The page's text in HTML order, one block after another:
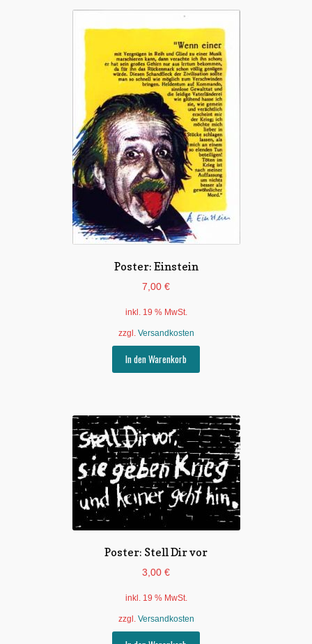
Poster: Einstein
7,00 €
inkl. 19 % MwSt.
zzgl. Versandkosten
In den Warenkorb
Poster: Stell Dir vor
3,00 €
inkl. 19 % MwSt.
zzgl. Versandkosten